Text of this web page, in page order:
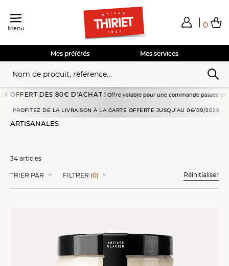
Menu 0
Total de mes achats
Voir mon panier
Voir mon panier
Voir mon panier
Voir mon panier
Mes services
Mes préférés
80€ D’ACHAT !Offre valable pour une commande passée en livraison à
PROFITEZ DE LA LIVRAISON À LA CARTE OFFERTE JUSQU’AU 06/09/2026
ARTISANALES
34 articles
TRIER PAR FILTRER (0) Réinitialiser